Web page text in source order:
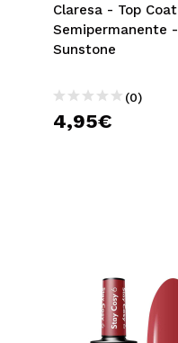
Claresa - Top Coat
Semipermanente -
Sunstone
(0)
4,95€